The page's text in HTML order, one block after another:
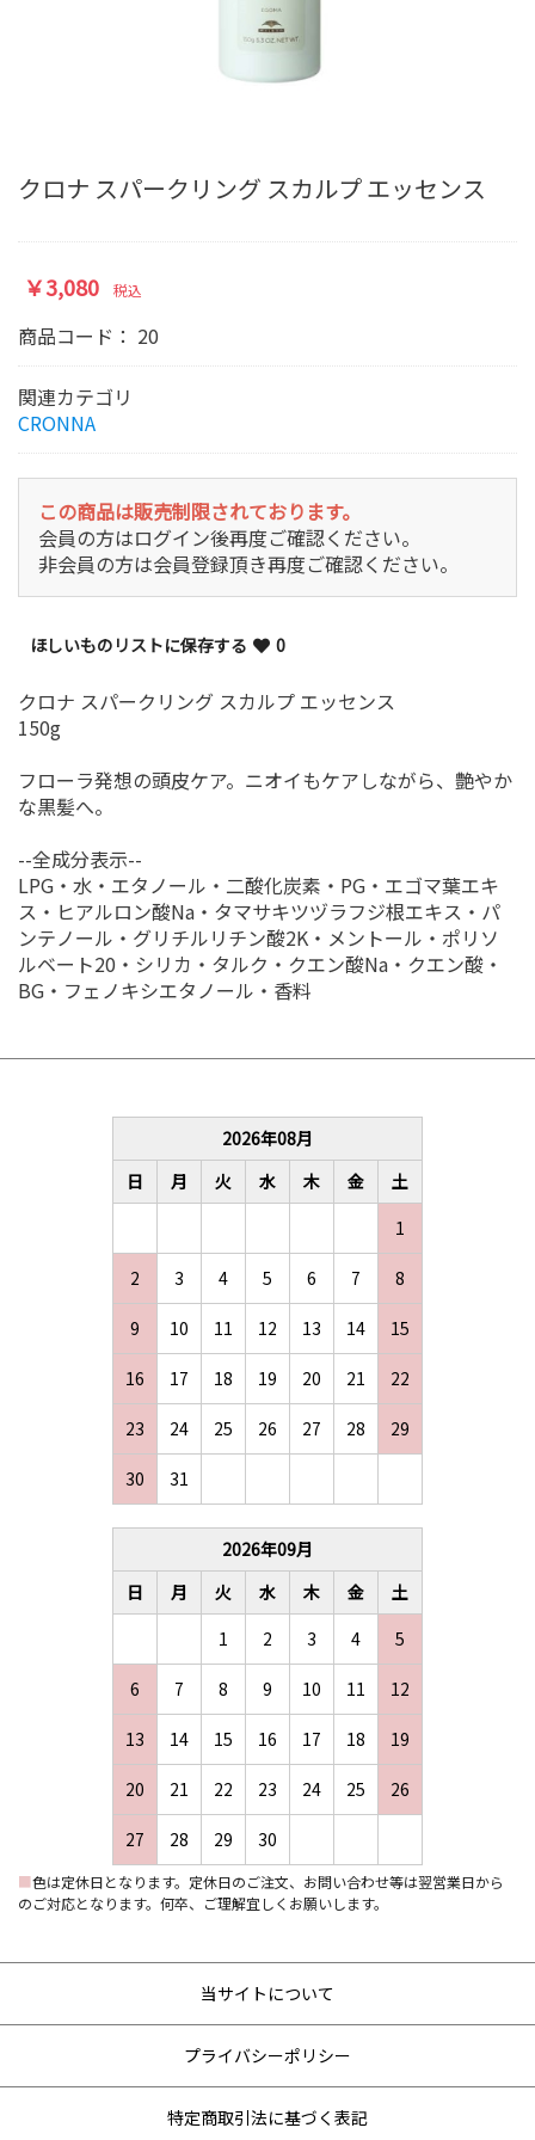
クロナ スパークリング スカルプ エッセンス
￥3,080 税込
商品コード： 20
関連カテゴリ
CRONNA
この商品は販売制限されております。
会員の方はログイン後再度ご確認ください。
非会員の方は会員登録頂き再度ご確認ください。
ほしいものリストに保存する 0
クロナ スパークリング スカルプ エッセンス
150g
フローラ発想の頭皮ケア。ニオイもケアしながら、艶やか
な黒髪へ。
--全成分表示--
LPG・水・エタノール・二酸化炭素・PG・エゴマ葉エキ
ス・ヒアルロン酸Na・タマサキツヅラフジ根エキス・パ
ンテノール・グリチルリチン酸2K・メントール・ポリソ
ルベート20・シリカ・タルク・クエン酸Na・クエン酸・
BG・フェノキシエタノール・香料
2026年08月
日
月 火 水 木 金
土
1
2 3 4 5 6 7 8
9 10 11 12 13 14 15
16 17 18 19 20 21 22
23 24 25 26 27 28 29
30 31
2026年09月
日
月 火 水 木 金
土
1
2 3 4 5
6 7 8 9 10 11 12
13 14 15 16 17 18 19
20 21 22 23 24 25 26
27 28 29 30
■色は定休日となります。定休日のご注文、お問い合わせ等は翌営業日から
のご対応となります。何卒、ご理解宜しくお願いします。
当サイトについて
プライバシーポリシー
特定商取引法に基づく表記